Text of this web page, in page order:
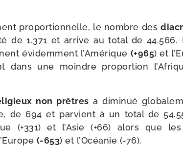
pro­por­tion­nelle, le nombre des
de 1.371 et arrive au total de 44.566.
évi­dem­ment l’Amérique (+965) et
dans une moindre pro­por­tion
non prêtres a dimi­nué
de 694 et par­vient à un total de
(+331) et l’Asie (+66) alors que
(-653) et l’Océanie (-76).